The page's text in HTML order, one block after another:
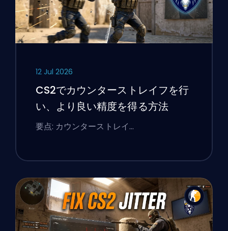
12 Jul 2026
CS2でカウンターストレイフを行
い、より良い精度を得る方法
要点: カウンターストレイ…